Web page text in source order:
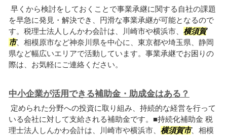
早くから検討をしておくことで事業承継に関する自社の課題
を早急に発見・解決でき、円滑な事業承継が可能となるので
す。税理士法人しんかわ会計は、川崎市や横浜市、 横須賀
市、相模原市など神奈川県を中心に、東京都や埼玉県、静岡
県など幅広いエリアで活動しています。事業承継でお困りの
際は、お気軽にご連絡ください。
中小企業が活用できる補助金・助成金はある？
定められた分野への投資に取り組み、持続的な経営を行って
いる会社に対して支給される補助金です。■持続化補助金 税
理士法人しんかわ会計は、川崎市や横浜市、 横須賀市、相模